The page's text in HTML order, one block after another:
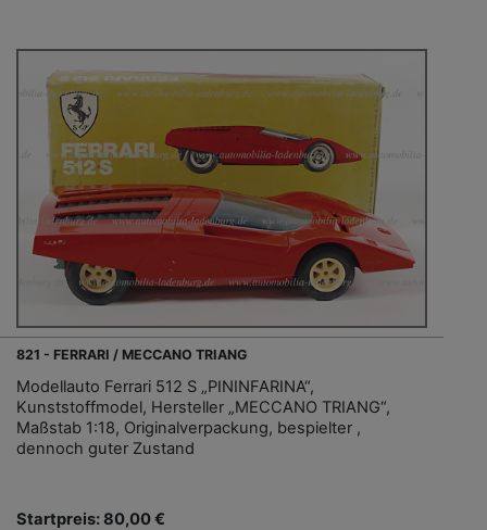
821 - FERRARI / MECCANO TRIANG
Modellauto Ferrari 512 S „PININFARINA“,
Kunststoffmodel, Hersteller „MECCANO TRIANG“,
Maßstab 1:18, Originalverpackung, bespielter ,
dennoch guter Zustand
Startpreis: 80,00 €